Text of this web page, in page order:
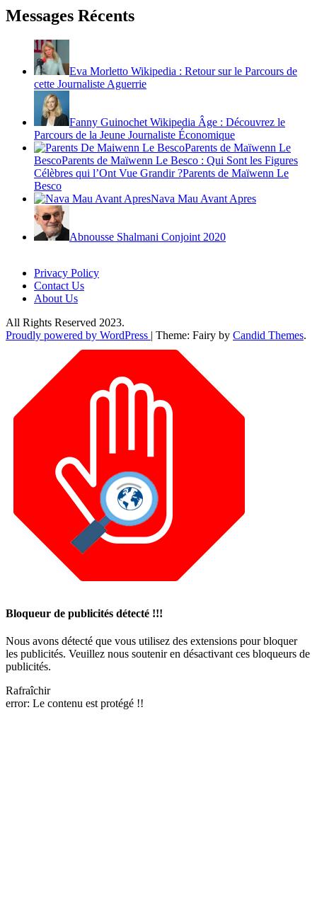
Messages Récents
Eva Morletto Wikipedia : Retour sur le Parcours de
cette Journaliste Aguerrie
Fanny Guinochet Wikipedia Âge : Découvrez le
Parcours de la Jeune Journaliste Économique
Parents de Maïwenn Le
BescoParents de Maïwenn Le Besco : Qui Sont les Figures
Célèbres qui l’Ont Vue Grandir ?Parents de Maïwenn Le
Besco
Nava Mau Avant Apres
Abnousse Shalmani Conjoint 2020
Privacy Policy
Contact Us
About Us
All Rights Reserved 2023.
Proudly powered by WordPress | Theme: Fairy by Candid Themes.
Bloqueur de publicités détecté !!!
Nous avons détecté que vous utilisez des extensions pour bloquer
les publicités. Veuillez nous soutenir en désactivant ces bloqueurs de
publicités.
Rafraîchir
error: Le contenu est protégé !!